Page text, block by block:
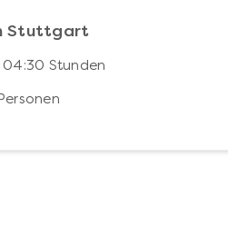
Stuttgart
04:30 Stunden